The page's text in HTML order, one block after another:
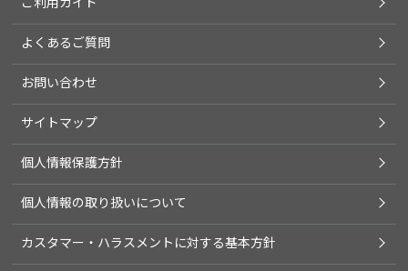
よくあるご質問
お問い合わせ
サイトマップ
個人情報保護方針
個人情報の取り扱いについて
カスタマー・ハラスメントに対する基本方針